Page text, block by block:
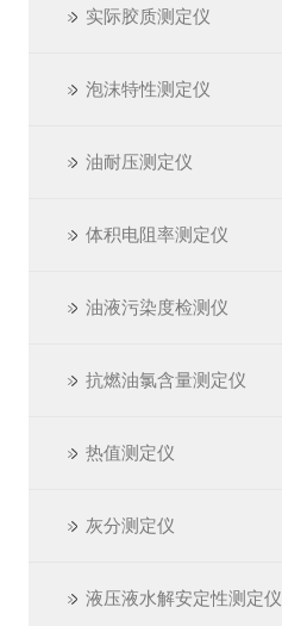
实际胶质测定仪
泡沫特性测定仪
油耐压测定仪
体积电阻率测定仪
油液污染度检测仪
抗燃油氯含量测定仪
热值测定仪
灰分测定仪
液压液水解安定性测定仪